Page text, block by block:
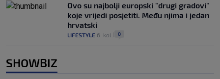
Ovo su najbolji europski "drugi gradovi"
koje vrijedi posjetiti. Među njima i jedan
hrvatski
LIFESTYLE 6. kol. 0
SHOWBIZ